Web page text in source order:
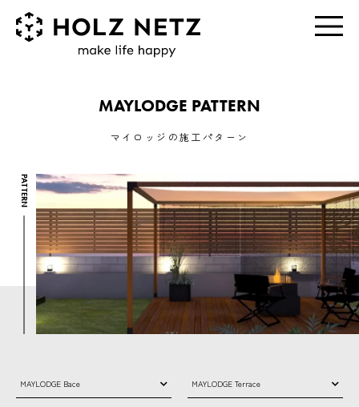
MAYLODGE PATTERN
マイロッジの施工パターン
PATTERN
MAYLODGE Bace MAYLODGE Terrace